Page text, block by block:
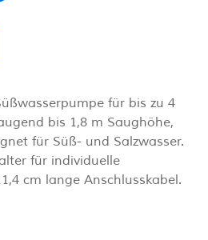
für bis zu 4
bis 1,8 m Saughöhe,
für Süß- und Salzwasser.
für individuelle
cm lange Anschlusskabel.